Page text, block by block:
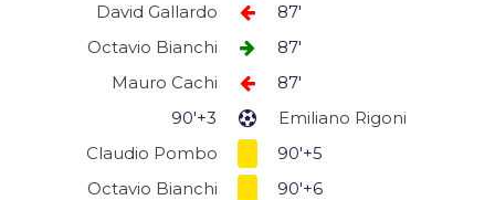
David Gallardo
87'
Octavio Bianchi
87'
Mauro Cachi
87'
Emiliano Rigoni
90'+3
Claudio Pombo
90'+5
Octavio Bianchi
90'+6